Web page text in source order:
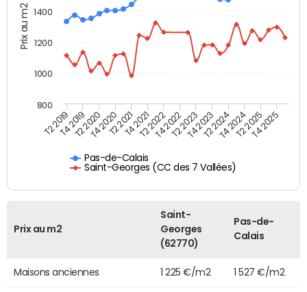
Prix au m2
Pas-de-Calais
Saint-Georges (CC des 7 Vallées)
T2 2019T4 2019T2 2020T4 2020T2 2021T4 2021T2 2022T4 2022T2 2023T4 2023T2 2024T4 2024T2 2025T4 2025
800
1000
1200
1400
Prix au m2
Saint-
Georges
(62770)
Pas-de-
Calais
Maisons anciennes 1 225 €/m2 1 527 €/m2